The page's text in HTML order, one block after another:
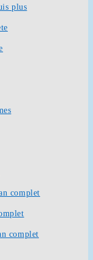
plus
complet
complet